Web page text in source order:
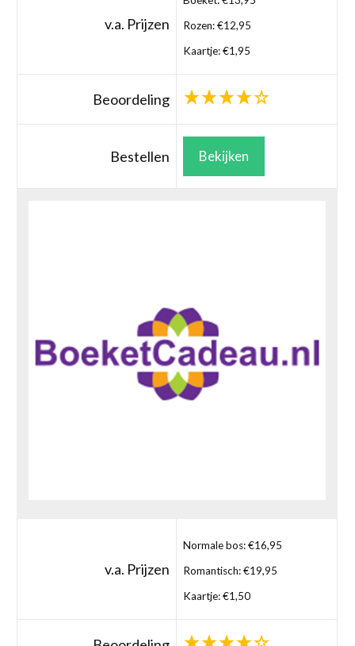
v.a. Prijzen
Rozen: €12,95
Kaartje: €1,95
Beoordeling
Bestellen Bekijken
v.a. Prijzen
Normale bos: €16,95
Romantisch: €19,95
Kaartje: €1,50